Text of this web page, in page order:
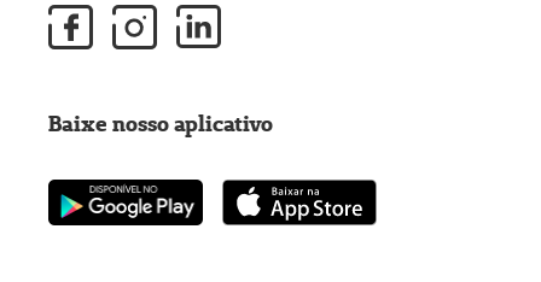
Baixe nosso aplicativo